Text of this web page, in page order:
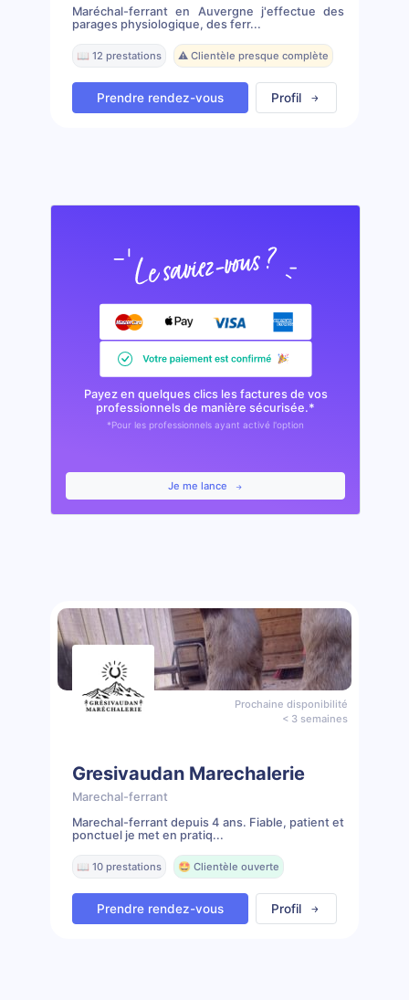
Maréchal-ferrant en Auvergne j'effectue des
parages physiologique, des ferr...
📖 12 prestations ⚠️ Clientèle presque complète
Prendre rendez-vous Profil
Payez en quelques clics les factures de vos
professionnels de manière sécurisée.*
*Pour les professionnels ayant activé l'option
Je me lance
Prochaine disponibilité
< 3 semaines
Gresivaudan Marechalerie
Marechal-ferrant
Marechal-ferrant depuis 4 ans. Fiable, patient et
ponctuel je met en pratiq...
📖 10 prestations 🤩 Clientèle ouverte
Prendre rendez-vous Profil